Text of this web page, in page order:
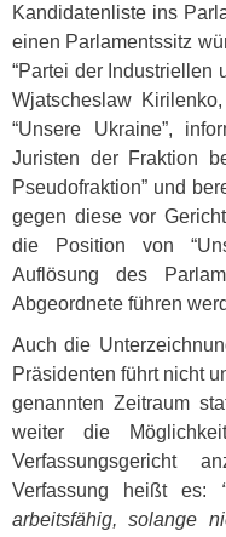
Kandidatenliste ins
einen Parlamentssitz
“Partei der Industriellen
Wjatscheslaw
“Unsere Ukraine”,
Juristen der Fraktion
Pseudofraktion” und
gegen diese vor
die Position von
Auflösung des
Abgeordnete führen
Auch die
Präsidenten führt nicht
genannten Zeitraum
weiter die
Verfassungsgericht
Verfassung heißt es:
arbeitsfähig, solange